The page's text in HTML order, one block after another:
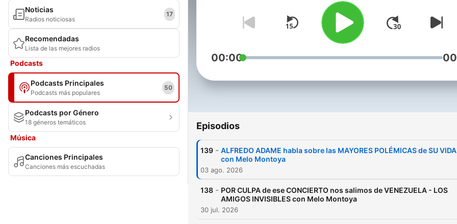
Noticias
Radios noticiosas
17
Recomendadas
Lista de las mejores radios
Podcasts
Podcasts Principales
Podcasts más populares
50
Podcasts por Género
18 géneros temáticos
Música
Canciones Principales
Canciones más escuchadas
00:00
Episodios
139 - ALFREDO ADAME habla sobre las MAYORES POLÉMICAS de SU
con Melo Montoya
03 ago. 2026
138 - POR CULPA de ese CONCIERTO nos salimos de VENEZUELA - LOS
AMIGOS INVISIBLES con Melo Montoya
30 jul. 2026